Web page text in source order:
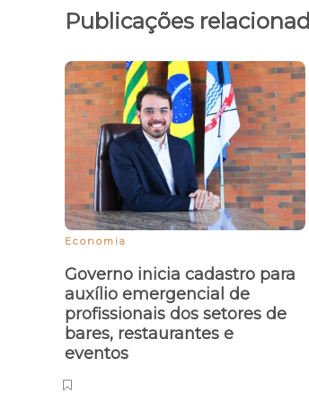
Publicações
Economia
Governo inicia cadastro para
auxílio emergencial de
profissionais dos setores de
bares, restaurantes e
eventos